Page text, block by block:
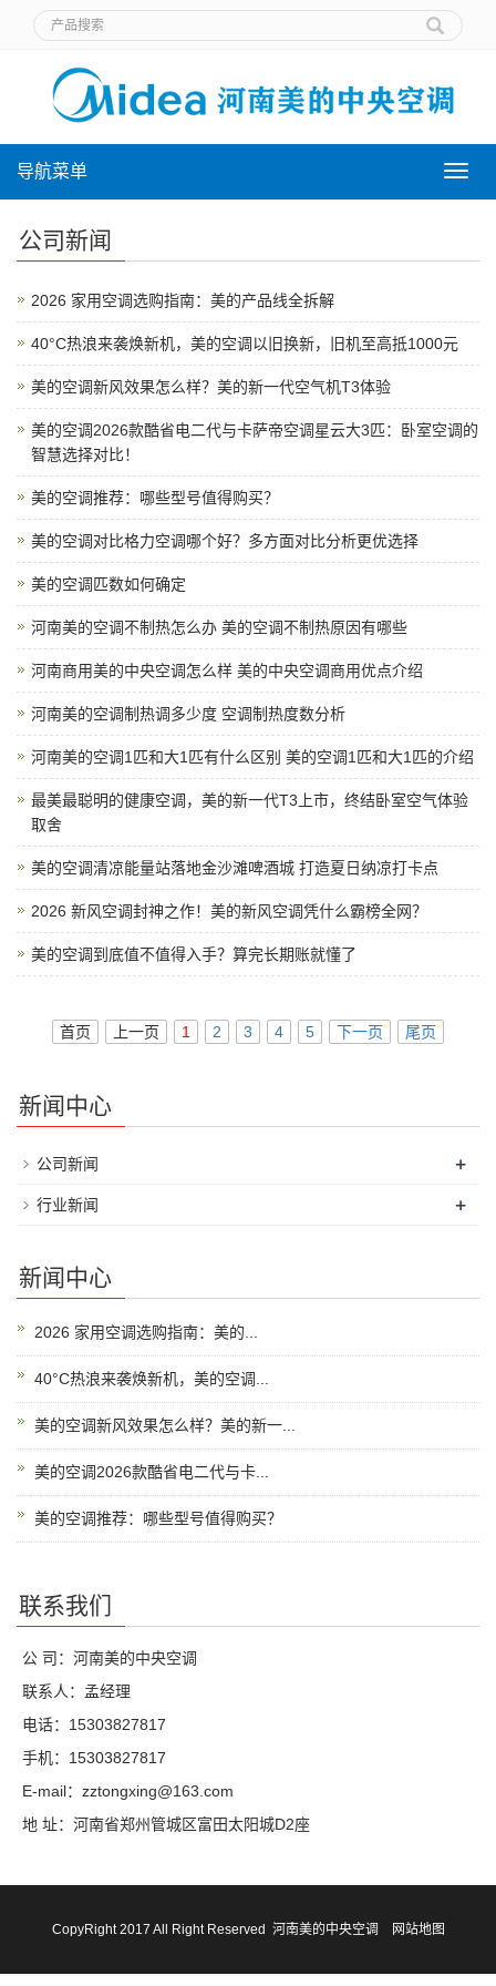
导
航
导航菜单
公司新闻
2026 家用空调选购指南：美的产品线全拆解
40°C热浪来袭焕新机，美的空调以旧换新，旧机至高抵1000元
美的空调新风效果怎么样？美的新一代空气机T3体验
美的空调2026款酷省电二代与卡萨帝空调星云大3匹：卧室空调的
智慧选择对比！
美的空调推荐：哪些型号值得购买？
美的空调对比格力空调哪个好？多方面对比分析更优选择
美的空调匹数如何确定
河南美的空调不制热怎么办 美的空调不制热原因有哪些
河南商用美的中央空调怎么样 美的中央空调商用优点介绍
河南美的空调制热调多少度 空调制热度数分析
河南美的空调1匹和大1匹有什么区别 美的空调1匹和大1匹的介绍
最美最聪明的健康空调，美的新一代T3上市，终结卧室空气体验
取舍
美的空调清凉能量站落地金沙滩啤酒城 打造夏日纳凉打卡点
2026 新风空调封神之作！美的新风空调凭什么霸榜全网？
美的空调到底值不值得入手？算完长期账就懂了
首页 上一页 1 2 3 4 5 下一页 尾页
新闻中心
公司新闻 +
行业新闻 +
新闻中心
2026 家用空调选购指南：美的...
40°C热浪来袭焕新机，美的空调...
美的空调新风效果怎么样？美的新一...
美的空调2026款酷省电二代与卡...
美的空调推荐：哪些型号值得购买？
联系我们
公 司：河南美的中央空调
联系人：孟经理
电话：15303827817
手机：15303827817
E-mail：zztongxing@163.com
地 址：河南省郑州管城区富田太阳城D2座
CopyRight 2017 All Right Reserved 河南美的中央空调 网站地图